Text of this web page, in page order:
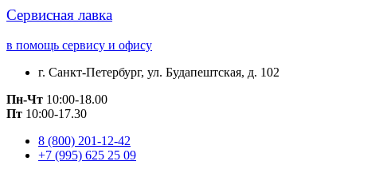
Сервисная лавка
в помощь сервису и офису
г. Санкт-Петербург, ул. Будапештская, д. 102
Пн-Чт 10:00-18.00
Пт 10:00-17.30
8 (800) 201-12-42
+7 (995) 625 25 09